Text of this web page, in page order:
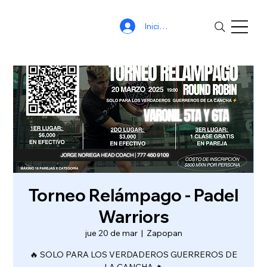
Iniciar sesión
Torneo Relámpago - Padel
Warriors
jue 20 de mar
  |
Zapopan
🔥 SOLO PARA LOS VERDADEROS GUERREROS DE